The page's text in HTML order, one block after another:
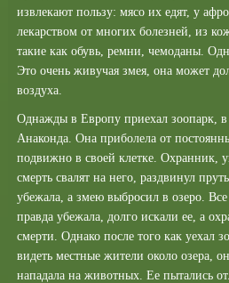
извлекают пользу: мясо их едят, у
лекарством от многих болезней, из
такие как обувь, ремни, чемоданы.
Это очень живучая змея, она может
воздуха.
Однажды в Европу приехал зоопарк, в
Анаконда. Она приболела от
подвижно в своей клетке. Охранник,
смерть свалят на него, раздвинул
убежала, а змею выбросил в озеро.
правда убежала, долго искали ее, а
смерти. Однако после того как уехал
видеть местные жители около озера,
нападала на животных. Ее пытались